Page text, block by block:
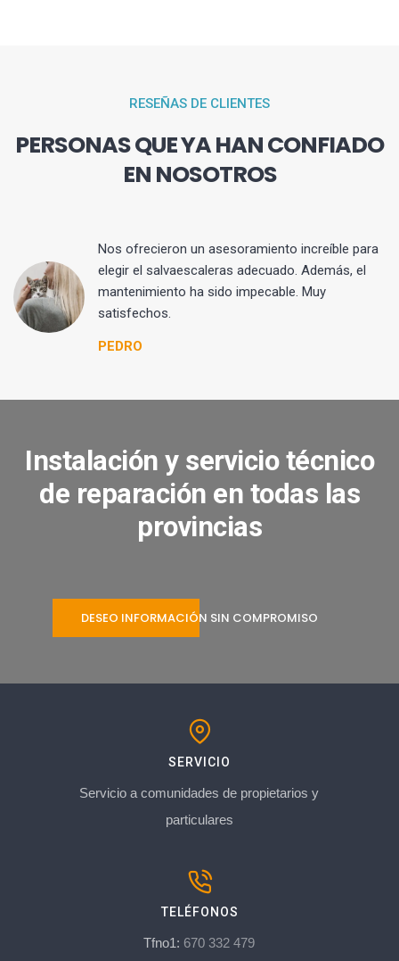
RESEÑAS DE CLIENTES
PERSONAS QUE YA HAN CONFIADO
EN NOSOTROS
Nos ofrecieron un asesoramiento increíble para
elegir el salvaescaleras adecuado. Además, el
mantenimiento ha sido impecable. Muy
satisfechos.
PEDRO
Instalación y servicio técnico
de reparación en todas las
provincias
DESEO INFORMACIÓN SIN COMPROMISO
SERVICIO
Servicio a comunidades de propietarios y
particulares
TELÉFONOS
Tfno1: 670 332 479